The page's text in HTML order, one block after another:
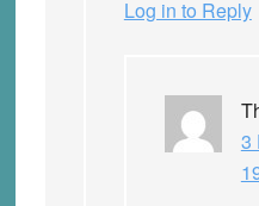
Log in to Reply
3